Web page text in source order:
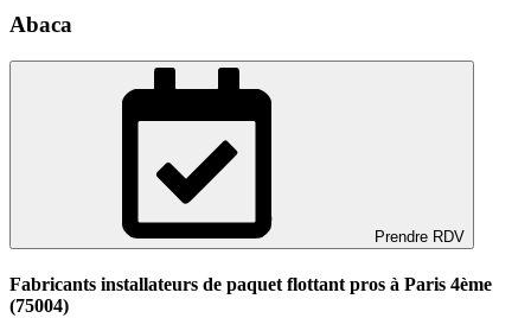
Abaca
Prendre RDV
Fabricants installateurs de paquet flottant pros à Paris 4ème
(75004)